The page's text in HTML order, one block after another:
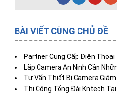
BÀI VIẾT CÙNG CHỦ ĐỀ
Partner Cung Cấp Điện Thoại
Lắp Camera An Ninh Cần
Tư Vấn Thiết Bị Camera
Thi Công Tổng Đài Kntech